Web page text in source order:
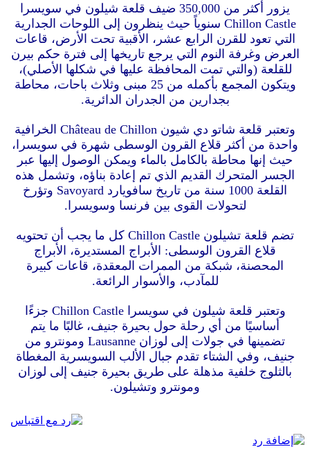
يزور أكثر من 350,000 ضيف قلعة شيلون في سويسرا
Chillon Castle سنوياً حيث ينظرون إلى اللوحات الجدارية
التي تعود للقرن الرابع عشر، الأقبية تحت الأرض، قاعات
العرض وغرفة النوم التي يرجع تاريخها إلى فترة حكم بيرن
للقلعة (والتي تمت المحافظة عليها في شكلها الأصلي)،
ويتكون المجمع بأكمله من 25 مبنى وثلاث باحات، محاطة
بجدارين من الجدران الدائرية.
وتعتبر قلعة شاتو دي شيون Château de Chillon الخرافية
واحدة من أكثر قلاع القرون الوسطى شهرة في سويسرا،
حيث إنها محاطة بالكامل بالماء ويمكن الوصول إليها عبر
الجسر المتحرك القديم الذي تم إعادة بناؤه، وتشمل هذه
القلعة 1000 سنة من تاريخ سافويارد Savoyard وتؤرخ
لتحولات القوى بين فرنسا وسويسرا.
تضم قلعة تشيلون Chillon Castle كل ما يجب أن تحتويه
قلاع القرون الوسطى: الأبراج المستديرة، الأبراج
المحصنة، شبكة من الممرات المعقدة، قاعات كبيرة
للمآدب، والأسوار الرائعة.
وتعتبر قلعة شيلون في سويسرا Chillon Castle جزءًا
أساسيًا من أي رحلة حول بحيرة جنيف، غالبًا ما يتم
تضمينها في جولات إلى لوزان Lausanne ومونترو من
جنيف، وفي الشتاء تقدم جبال الألب السويسرية المغطاة
بالثلوج خلفية مذهلة على طريق بحيرة جنيف إلى لوزان
ومونترو وتشيلون.